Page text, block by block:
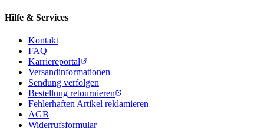
Hilfe & Services
Kontakt
FAQ
Karriereportal
Versandinformationen
Sendung verfolgen
Bestellung retournieren
Fehlerhaften Artikel reklamieren
AGB
Widerrufsformular